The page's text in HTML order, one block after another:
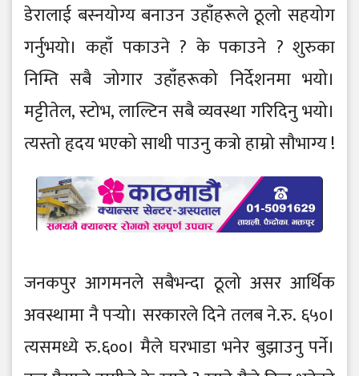
डेरालाई बस्नयोग्य बनाउन उहाँहरूले ठूलो सहयोग
गर्नुभयो। कहाँ पकाउने ? के पकाउने ? शुरुका
निम्ति सबै जोगार उहाँहरूको निर्देशनमा भयो।
मट्टीतेल, स्टोभ, लाल्टिन सबै व्यवस्था गरिदिनु भयो।
त्यस्तो हृदय भएको साथी पाउनु कत्रो हाम्रो सौभाग्य !
जनकपुर आगमनले सबैभन्दा ठूलो असर आर्थिक
अवस्थामा नै पर्‍यो। सरकारले दिने तलब ने.रु. ६५०।
त्यसमध्ये रु.६००। मैले घरभाडा भनेर बुझाउनु पर्ने।